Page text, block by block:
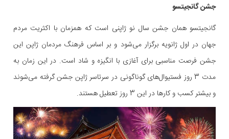
جشن گانجیتسو
گانجیتسو همان جشن سال نو ژاپنی است که همزمان با اکثریت مردم
جهان در اول ژانویه برگزار می‌شود و بر اساس فرهنگ مردمان ژاپن این
جشن فرصت مناسبی برای آغازی با انگیزه و شاد است. در این زمان به
مدت 3 روز فستیوال‌های گوناگونی در سرتاسر ژاپن جشن گرفته می‌شوند
و بیشتر کسب و کارها در این 3 روز تعطیل هستند.